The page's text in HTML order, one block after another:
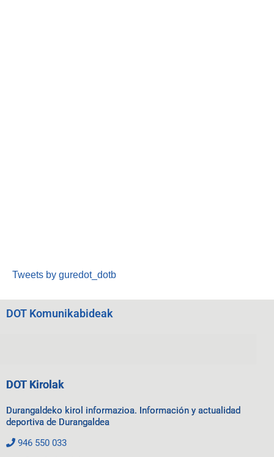
Tweets by guredot_dotb
DOT Komunikabideak
DOT Kirolak
Durangaldeko kirol informazioa. Información y actualidad
deportiva de Durangaldea
946 550 033